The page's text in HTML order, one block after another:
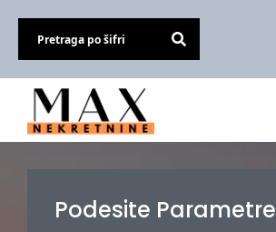
Podesite Parametre